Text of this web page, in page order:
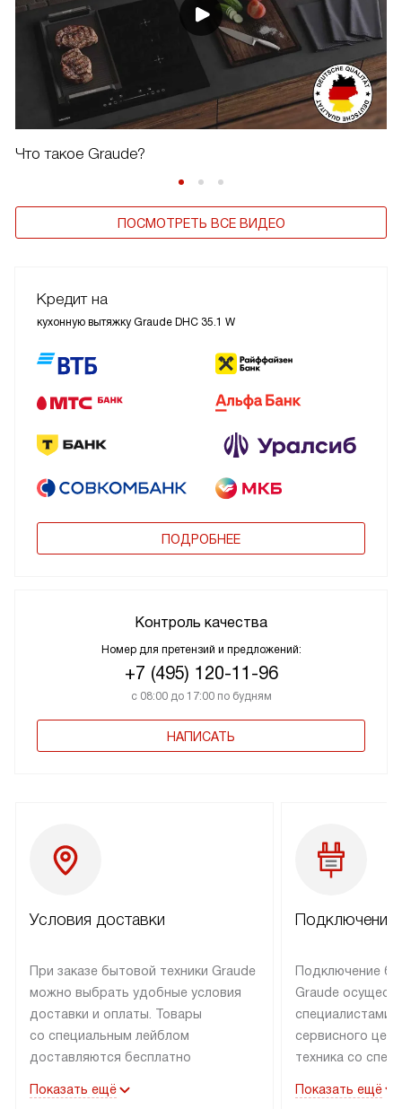
Что такое Graude?
ПОСМОТРЕТЬ ВСЕ ВИДЕО
Кредит на
кухонную вытяжку Graude DHC 35.1 W
ПОДРОБНЕЕ
Контроль качества
Номер для претензий и предложений:
+7 (495) 120-11-96
с 08:00 до 17:00 по будням
НАПИСАТЬ
Условия доставки
При заказе бытовой техники Graude
можно выбрать удобные условия
доставки и оплаты. Товары
со специальным лейблом
доставляются бесплатно
до подъезда, а выезд за МКАД
Показать ещё
Подключение
Подключение
Graude
специалистами
сервисного
техника со
наличии
Показать ещё